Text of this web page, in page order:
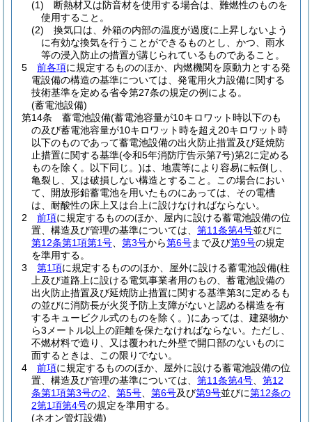
(1)
断熱材又は防音材を使用する場合は、難燃性のものを
使用すること。
(2)
換気口は、外箱の内部の温度が過度に上昇しないよう
に有効な換気を行うことができるものとし、かつ、雨水
等の浸入防止の措置が講じられているものであること。
5
前各項に規定するもののほか、内燃機関を原動力とする発
電設備の構造の基準については、発電用火力設備に関する
技術基準を定める省令第27条の規定の例による。
(蓄電池設備)
第14条
蓄電池設備(蓄電池容量が10キロワット時以下のも
の及び蓄電池容量が10キロワット時を超え20キロワット時
以下のものであって蓄電池設備の出火防止措置及び延焼防
止措置に関する基準(令和5年消防庁告示第7号)第2に定める
ものを除く。以下同じ。)は、地震等により容易に転倒し、
亀裂し、又は破損しない構造とすること。
この場合におい
て、開放形鉛蓄電池を用いたものにあっては、その電槽
は、耐酸性の床上又は台上に設けなければならない。
2
前項に規定するもののほか、屋内に設ける蓄電池設備の位
置、構造及び管理の基準については、 第11条第4号並びに
第12条第1項第1号
第3号から第6号まで及び第9号の規定
を準用する。
3
第1項に規定するもののほか、屋外に設ける蓄電池設備(柱
上及び道路上に設ける電気事業者用のもの、蓄電池設備の
出火防止措置及び延焼防止措置に関する基準第3に定めるも
の並びに消防長が火災予防上支障がないと認める構造を有
するキュービクル式のものを除く。)にあっては、建築物か
ら3メートル以上の距離を保たなければならない。 ただし、
不燃材料で造り、又は覆われた外壁で開口部のないものに
面するときは、この限りでない。
4
前項に規定するもののほか、屋外に設ける蓄電池設備の位
置、構造及び管理の基準については、 第11条第4号
第12
条第1項第3号の2
第5号 第6号及び第9号並びに第12条の
2第1項第4号の規定を準用する。
(ネオン管灯設備)